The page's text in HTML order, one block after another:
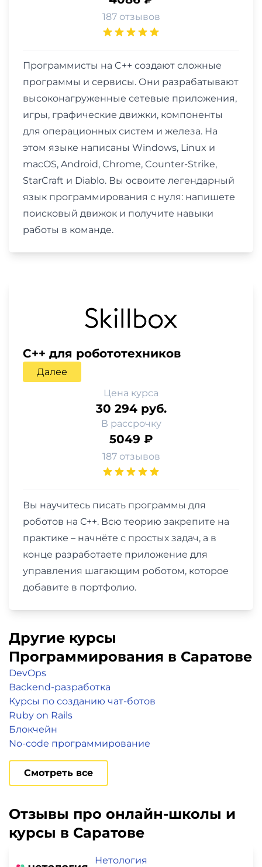
187 отзывов
Программисты на C++ создают сложные
программы и сервисы. Они разрабатывают
высоконагруженные сетевые приложения,
игры, графические движки, компоненты
для операционных систем и железа. На
этом языке написаны Windows, Linux и
macOS, Android, Chrome, Counter-Strike,
StarCraft и Diablo. Вы освоите легендарный
язык программирования с нуля: напишете
поисковый движок и получите навыки
работы в команде.
C++ для робототехников
Далее
Цена курса
30 294 руб.
В рассрочку
5049 ₽
187 отзывов
Вы научитесь писать программы для
роботов на С++. Всю теорию закрепите на
практике – начнёте с простых задач, а в
конце разработаете приложение для
управления шагающим роботом, которое
добавите в портфолио.
Другие курсы
Программирования в Саратове
DevOps
Backend-разработка
Курсы по созданию чат-ботов
Ruby on Rails
Блокчейн
No-code программирование
Смотреть все
Отзывы про онлайн-школы и
курсы в Саратове
Нетология